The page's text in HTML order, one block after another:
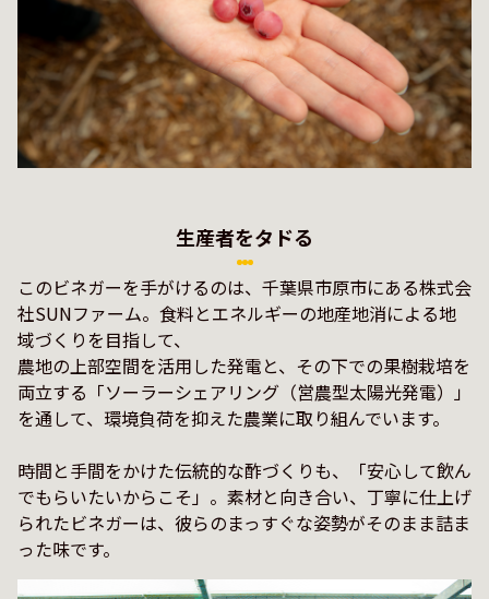
生産者をタドる
このビネガーを手がけるのは、千葉県市原市にある株式会
社SUNファーム。食料とエネルギーの地産地消による地
域づくりを目指して、
農地の上部空間を活用した発電と、その下での果樹栽培を
両立する「ソーラーシェアリング（営農型太陽光発電）」
を通して、環境負荷を抑えた農業に取り組んでいます。
時間と手間をかけた伝統的な酢づくりも、「安心して飲ん
でもらいたいからこそ」。素材と向き合い、丁寧に仕上げ
られたビネガーは、彼らのまっすぐな姿勢がそのまま詰ま
った味です。